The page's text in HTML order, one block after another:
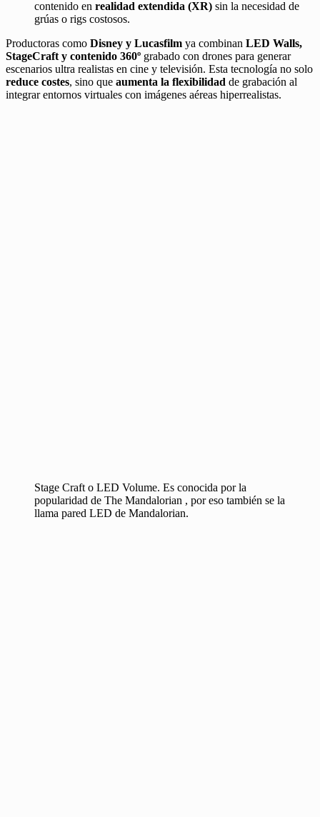
contenido en realidad extendida (XR) sin la necesidad de
grúas o rigs costosos.
Productoras como Disney y Lucasfilm ya combinan LED Walls,
StageCraft y contenido 360º grabado con drones para generar
escenarios ultra realistas en cine y televisión. Esta tecnología no solo
reduce costes, sino que aumenta la flexibilidad de grabación al
integrar entornos virtuales con imágenes aéreas hiperrealistas.
Stage Craft o LED Volume. Es conocida por la
popularidad de The Mandalorian , por eso también se la
llama pared LED de Mandalorian.